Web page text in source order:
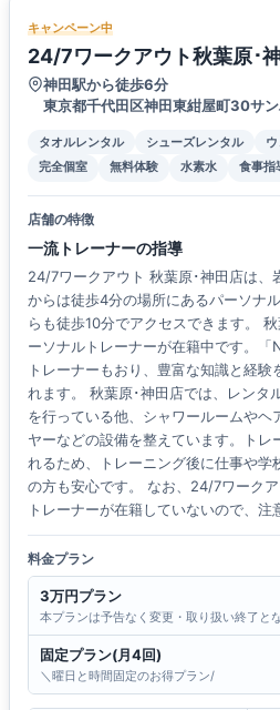
キャンペーン中
24/7ワークアウト秋葉原･
神田駅から徒歩6分
東京都千代田区神田東紺屋町30サ
タオルレンタル シューズレンタル
完全個室
無料体験 水素水 食事指
店舗の特徴
一流トレーナーの指導
24/7ワークアウト 秋葉原･神田店は、
からは徒歩4分の場所にあるパーソナ
らも徒歩10分でアクセスできます。
ーソナルトレーナーが在籍中です。「
トレーナーもおり、豊富な知識と経験
れます。 秋葉原･神田店では、レンタ
を行っている他、シャワールームやヘ
ヤーなどの設備を整えています。トレ
れるため、トレーニング後に仕事や学
の方も安心です。 なお、24/7ワーク
トレーナーが在籍していないので、注
料金プラン
3万円プラン
本プランは予告なく変更・取り扱い終了と
固定プラン(月4回)
＼曜日と時間固定のお得プラン/